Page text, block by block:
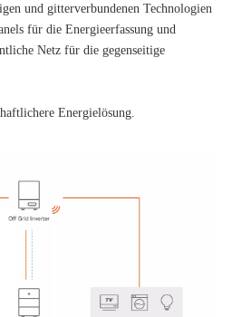
und gitterverbundenen Technologien
für die Energieerfassung und
Netz für die gegenseitige
Energielösung.